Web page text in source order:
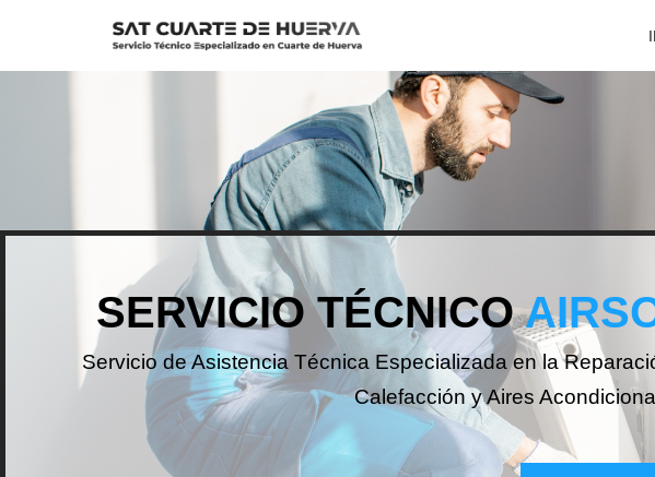
SERVICIO TÉCNICO
Servicio de Asistencia Técnica Especializada en la
Calefacción y Aires